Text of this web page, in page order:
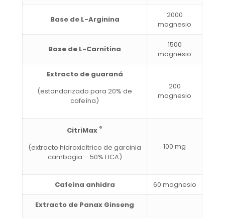
Base de L-Arginina
2000
magnesio
Base de L-Carnitina
1500
magnesio
Extracto de guaraná
(estandarizado para 20% de
cafeína)
200
magnesio
CitriMax ®
(extracto hidroxicítrico de garcinia
cambogia – 50% HCA)
100 mg
Cafeína anhidra 60 magnesio
Extracto de Panax Ginseng